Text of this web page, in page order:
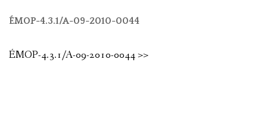
ÉMOP-4.3.1/A-09-2010-0044
ÉMOP-4.3.1/A-09-2010-0044 >>